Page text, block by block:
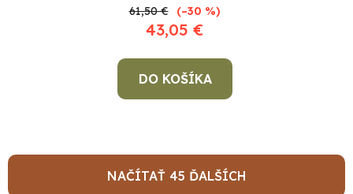
43,05 €
61,50 € (–30 %)
DO KOŠÍKA
NAČÍTAŤ 45 ĎALŠÍCH